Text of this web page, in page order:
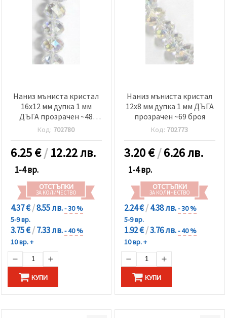
Наниз мъниста кристал
16x12 мм дупка 1 мм
ДЪГА прозрачен ~48
броя
Код: 702780
6.25€/12.22 лв.
1-4 вр.
ОТСТЪПКИ
ЗА КОЛИЧЕСТВО
4.37 €/8.55 лв.- 30 %
5-9 вр.
3.75 €/7.33 лв.- 40 %
10 вр. +
КУПИ
Наниз мъниста кристал
12x8 мм дупка 1 мм ДЪГА
прозрачен ~69 броя
Код: 702773
3.20€/6.26 лв.
1-4 вр.
ОТСТЪПКИ
ЗА КОЛИЧЕСТВО
2.24 €/4.38 лв.- 30 %
5-9 вр.
1.92 €/3.76 лв.- 40 %
10 вр. +
КУПИ